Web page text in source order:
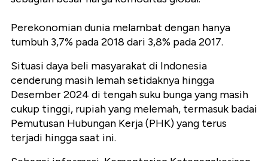
Perekonomian dunia melambat dengan hanya
tumbuh 3,7% pada 2018 dari 3,8% pada 2017.
Situasi daya beli masyarakat di Indonesia
cenderung masih lemah setidaknya hingga
Desember 2024 di tengah suku bunga yang masih
cukup tinggi, rupiah yang melemah, termasuk badai
Pemutusan Hubungan Kerja (PHK) yang terus
terjadi hingga saat ini.